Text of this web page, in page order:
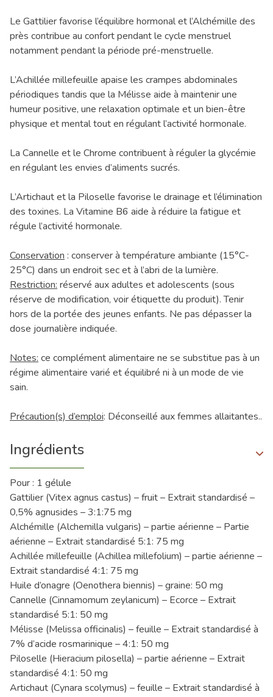
Le Gattilier favorise l’équilibre hormonal et l’Alchémille des
près contribue au confort pendant le cycle menstruel
notamment pendant la période pré-menstruelle.
L’Achillée millefeuille apaise les crampes abdominales
périodiques tandis que la Mélisse aide à maintenir une
humeur positive, une relaxation optimale et un bien-être
physique et mental tout en régulant l’activité hormonale.
La Cannelle et le Chrome contribuent à réguler la glycémie
en régulant les envies d’aliments sucrés.
L’Artichaut et la Piloselle favorise le drainage et l’élimination
des toxines. La Vitamine B6 aide à réduire la fatigue et
régule l’activité hormonale.
Conservation : conserver à température ambiante (15°C-
25°C) dans un endroit sec et à l’abri de la lumière.
Restriction: réservé aux adultes et adolescents (sous
réserve de modification, voir étiquette du produit). Tenir
hors de la portée des jeunes enfants. Ne pas dépasser la
dose journalière indiquée.
Notes: ce complément alimentaire ne se substitue pas à un
régime alimentaire varié et équilibré ni à un mode de vie
sain.
Précaution(s) d’emploi: Déconseillé aux femmes allaitantes..
Ingrédients
Pour : 1 gélule
Gattilier (Vitex agnus castus) – fruit – Extrait standardisé –
0,5% agnusides – 3:1:75 mg
Alchémille (Alchemilla vulgaris) – partie aérienne – Partie
aérienne – Extrait standardisé 5:1: 75 mg
Achillée millefeuille (Achillea millefolium) – partie aérienne –
Extrait standardisé 4:1: 75 mg
Huile d’onagre (Oenothera biennis) – graine: 50 mg
Cannelle (Cinnamomum zeylanicum) – Ecorce – Extrait
standardisé 5:1: 50 mg
Mélisse (Melissa officinalis) – feuille – Extrait standardisé à
7% d’acide rosmarinique – 4:1: 50 mg
Piloselle (Hieracium pilosella) – partie aérienne – Extrait
standardisé 4:1: 50 mg
Artichaut (Cynara scolymus) – feuille – Extrait standardisé à